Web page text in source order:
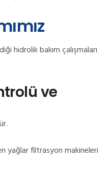
hidrolik bakım çalışmaları
ve
yağlar filtrasyon makineleri